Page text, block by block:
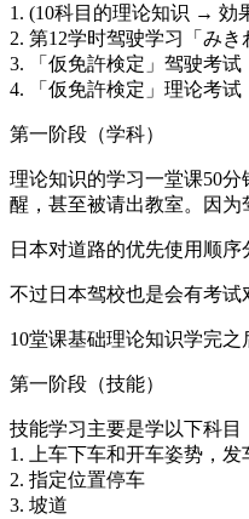
1. (10科目的理论知识 → 効
2. 第12学时驾驶学习「みき
3. 「仮免許検定」驾驶考试
4. 「仮免許検定」理论考试
第一阶段（学科）
理论知识的学习一堂课50
醒，甚至被请出教室。因为
日本对道路的优先使用顺
不过日本驾校也是会有考试
10堂课基础理论知识学完
第一阶段（技能）
技能学习主要是学以下科目
1. 上车下车和开车姿势，
2. 指定位置停车
3. 坡道